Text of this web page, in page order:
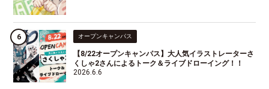
オープンキャンパス
【8/22オープンキャンパス】大人気イラストレーターさ
くしゃ2さんによるトーク＆ライブドローイング！！
2026.6.6